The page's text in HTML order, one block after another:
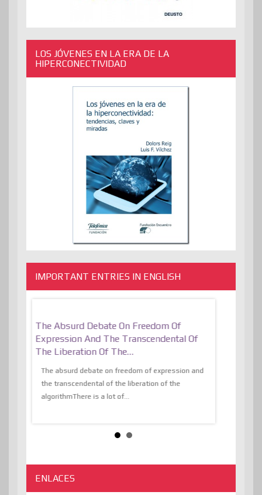
LOS JÓVENES EN LA ERA DE LA
HIPERCONECTIVIDAD
IMPORTANT ENTRIES IN ENGLISH
The Absurd Debate On Freedom Of
Expression And The Transcendental Of
The Liberation Of The…
The absurd debate on freedom of expression and
the transcendental of the liberation of the
algorithmThere is a lot of...
ENLACES